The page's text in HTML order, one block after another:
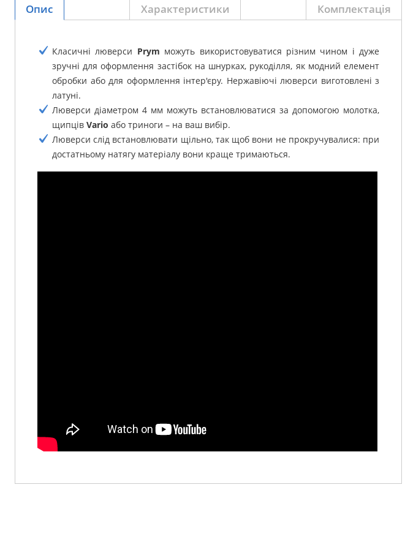
Опис Характеристики Комплектація
Класичні люверси Prym можуть використовуватися різним чином і дуже
зручні для оформлення застібок на шнурках, рукоділля, як модний елемент
обробки або для оформлення інтер'єру. Нержавіючі люверси виготовлені з
латуні.
Люверси діаметром 4 мм можуть встановлюватися за допомогою молотка,
щипців Vario або триноги – на ваш вибір.
Люверси слід встановлювати щільно, так щоб вони не прокручувалися: при
достатньому натягу матеріалу вони краще тримаються.